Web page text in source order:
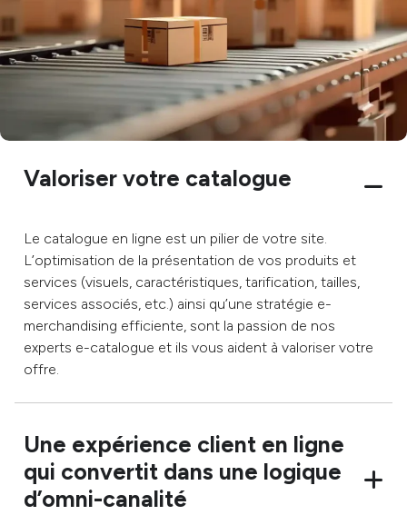
Valoriser votre catalogue
Le catalogue en ligne est un pilier de votre site.
L’optimisation de la présentation de vos produits et
services (visuels, caractéristiques, tarification, tailles,
services associés, etc.) ainsi qu’une stratégie e-
merchandising efficiente, sont la passion de nos
experts e-catalogue et ils vous aident à valoriser votre
offre.
Une expérience client en ligne
qui convertit dans une logique
d’omni-canalité